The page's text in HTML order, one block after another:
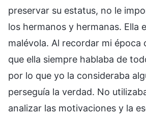
preservar su estatus, no le
los hermanos y hermanas. Ella
malévola. Al recordar mi época
que ella siempre hablaba de
por lo que yo la consideraba
perseguía la verdad. No
analizar las motivaciones y la